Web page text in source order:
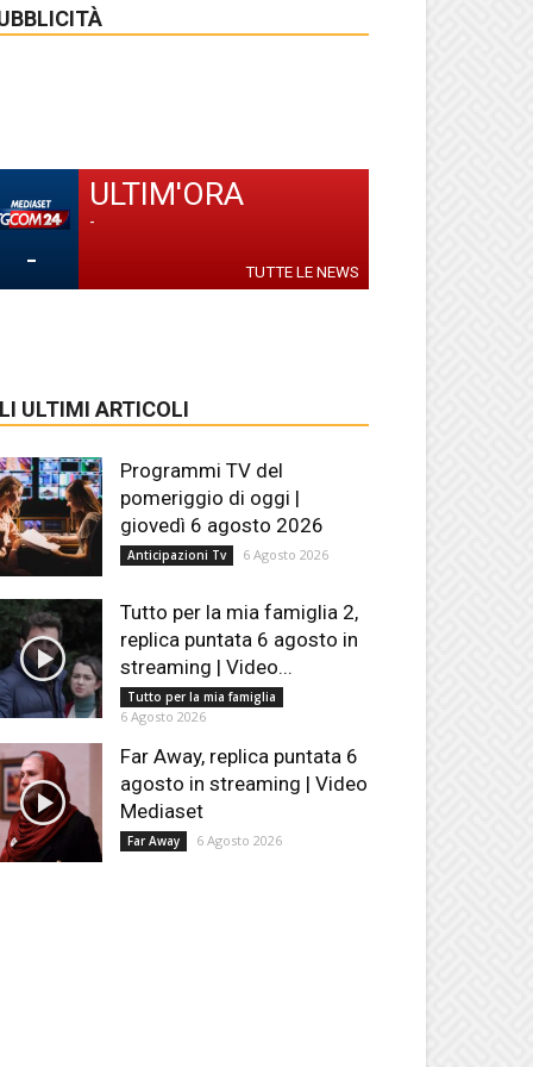
-
ULTIM'ORA
-
TUTTE LE NEWS
ULTIMI ARTICOLI
Programmi TV del
pomeriggio di oggi |
giovedì 6 agosto 2026
Anticipazioni Tv 6 Agosto 2026
Tutto per la mia famiglia 2,
replica puntata 6 agosto in
streaming | Video...
Tutto per la mia famiglia
6 Agosto 2026
Far Away, replica puntata 6
agosto in streaming | Video
Mediaset
Far Away 6 Agosto 2026